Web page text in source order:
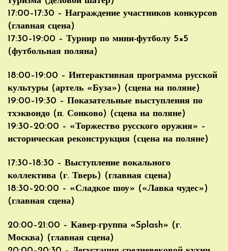
17:00–17:30 – Награждение участников конкурсов
(главная сцена)
17:30–19:00 – Турнир по мини-футболу 5×5
(футбольная поляна)
18:00–19:00 – Интерактивная программа русской
культуры (артель «Буза») (сцена на поляне)
19:00–19:30 – Показательные выступления по
тхэквондо (п. Сонково) (сцена на поляне)
19:30–20:00 – «Торжество русского оружия» –
историческая реконструкция (сцена на поляне)
17:30–18:30 – Выступление вокального
коллектива (г. Тверь) (главная сцена)
18:30–20:00 – «Сладкое шоу» («Лавка чудес»)
(главная сцена)
20:00–21:00 – Кавер-группа «Splash» (г.
Москва) (главная сцена)